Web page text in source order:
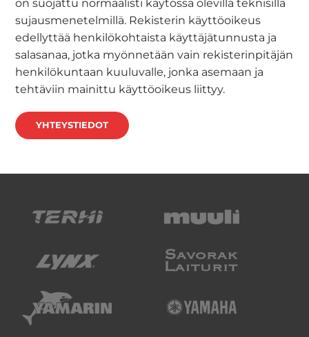
on suojattu normaalisti käytössä olevilla teknisillä
sujausmenetelmillä. Rekisterin käyttöoikeus
edellyttää henkilökohtaista käyttäjätunnusta ja
salasanaa, jotka myönnetään vain rekisterinpitäjän
henkilökuntaan kuuluvalle, jonka asemaan ja
tehtäviin mainittu käyttöoikeus liittyy.
YHTEYSTIEDOT